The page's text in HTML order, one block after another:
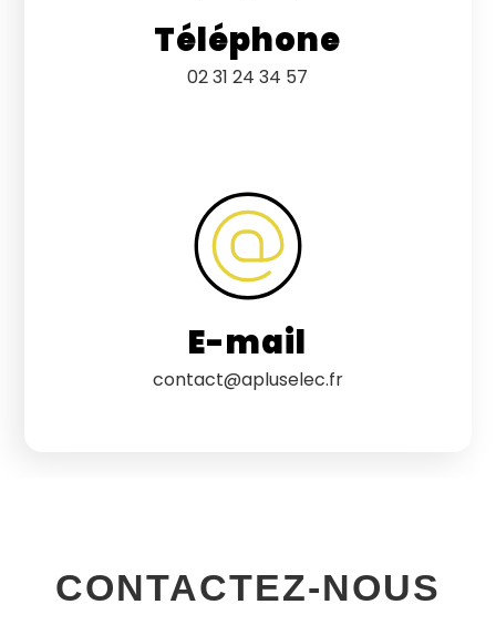
Téléphone
02 31 24 34 57
E-mail
contact@apluselec.fr
CONTACTEZ-NOUS